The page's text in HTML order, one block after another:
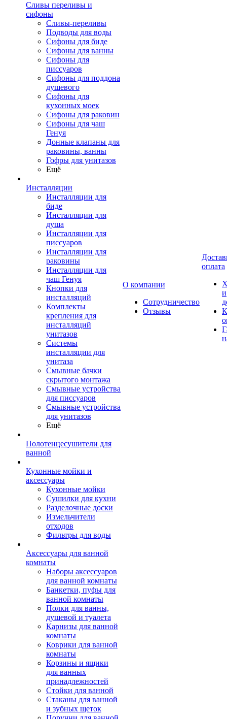
Сливы переливы и
сифоны
Сливы-переливы
Подводы для воды
Сифоны для биде
Сифоны для ванны
Сифоны для
писсуаров
Сифоны для поддона
душевого
Сифоны для
кухонных моек
Сифоны для раковин
Сифоны для чаш
Генуя
Донные клапаны для
раковины, ванны
Гофры для унитазов
Ещё
Инсталляции
Инсталляции для
биде
Инсталляции для
душа
Инсталляции для
писсуаров
Инсталляции для
раковины
Инсталляции для
чаш Генуя
Кнопки для
инсталляций
Комплекты
крепления для
инсталляций
унитазов
Системы
инсталляции для
унитаза
Смывные бачки
скрытого монтажа
Смывные устройства
для писсуаров
Смывные устройства
для унитазов
Ещё
Полотенцесушители для
ванной
Кухонные мойки и
аксессуары
Кухонные мойки
Сушилки для кухни
Разделочные доски
Измельчители
отходов
Фильтры для воды
Аксессуары для ванной
комнаты
Наборы аксессуаров
для ванной комнаты
Банкетки, пуфы для
ванной комнаты
Полки для ванны,
душевой и туалета
Карнизы для ванной
комнаты
Коврики для ванной
комнаты
Корзины и ящики
для ванных
принадлежностей
Стойки для ванной
Стаканы для ванной
и зубных щеток
О компании
Сотрудничество
Отзывы
оплата
и